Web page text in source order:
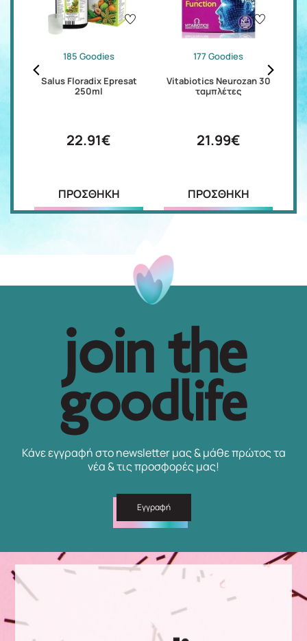
185 Goodies
Salus Floradix Epresat
250ml
22.91€
ΠΡΟΣΘΗΚΗ
177 Goodies
Vitabiotics Neurozan 30
ταμπλέτες
21.99€
ΠΡΟΣΘΗΚΗ
Κάνε εγγραφή στο newsletter μας & μάθε πρώτος τα
νέα & τις προσφορές μας!
Εγγραφή